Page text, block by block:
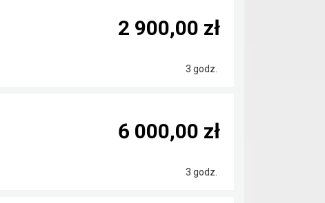
3 godz.
2 900,00 zł
3 godz.
6 000,00 zł